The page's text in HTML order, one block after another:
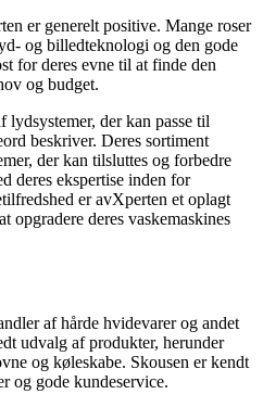
er generelt positive. Mange roser
og billedteknologi og den gode
for deres evne til at finde den
og budget.
der kan passe til
beskriver. Deres sortiment
der kan tilsluttes og forbedre
deres ekspertise inden for
er avXperten et oplagt
opgradere deres vaskemaskines
af hårde hvidevarer og andet
udvalg af produkter, herunder
og køleskabe. Skousen er kendt
og gode kundeservice.